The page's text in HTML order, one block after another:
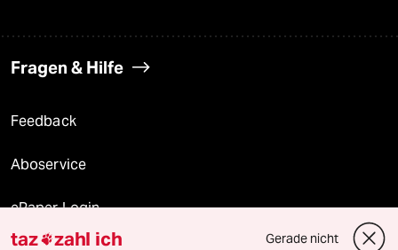
Fragen & Hilfe
Feedback
Aboservice
ePaper Login
taz zahl ich Gerade nicht